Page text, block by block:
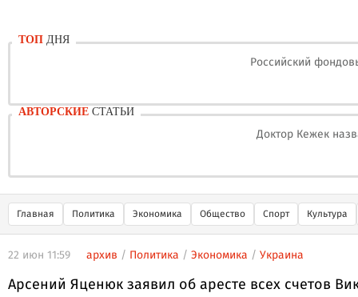
ТОП ДНЯ
Российский
АВТОРСКИЕ СТАТЬИ
Доктор Кежек
Главная Политика Экономика Общество Спорт Культура
22 июн 11:59 архив / Политика / Экономика / Украина
Арсений Яценюк заявил об аресте всех счетов